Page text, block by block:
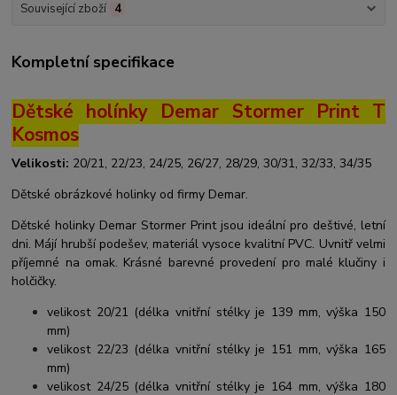
Související zboží 4
Kompletní specifikace
Dětské holínky Demar Stormer Print T
Kosmos
Velikosti: 20/21, 22/23, 24/25, 26/27, 28/29, 30/31, 32/33, 34/35
Dětské obrázkové holinky od firmy Demar.
Dětské holinky Demar Stormer Print jsou ideální pro deštivé, letní
dni. Májí hrubší podešev, materiál vysoce kvalitní PVC. Uvnitř velmi
příjemné na omak. Krásné barevné provedení pro malé klučiny i
holčičky.
velikost 20/21 (délka vnitřní stélky je 139 mm, výška 150
mm)
velikost 22/23 (délka vnitřní stélky je 151 mm, výška 165
mm)
velikost 24/25 (délka vnitřní stélky je 164 mm, výška 180